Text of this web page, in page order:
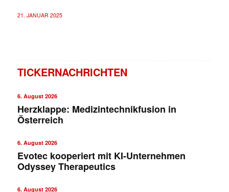
21. JANUAR 2025
TICKERNACHRICHTEN
6. August 2026
Herzklappe: Medizintechnikfusion in
Österreich
6. August 2026
Evotec kooperiert mit KI-Unternehmen
Odyssey Therapeutics
6. August 2026